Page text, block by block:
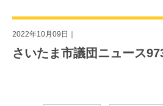
2022年10月09日｜
さいたま市議団ニュース